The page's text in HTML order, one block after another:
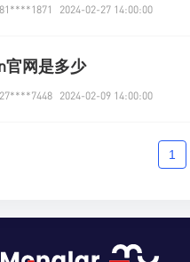
2024-02-27 14:00:00
官网是多少
2024-02-09 14:00:00
1